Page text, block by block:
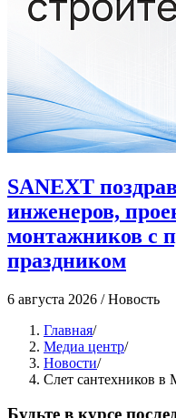
SANEXT
инженеров,
монтажников с
праздником
6 августа 2026 / Новость
Главная/
Медиа центр/
Новости/
Слет сантехников